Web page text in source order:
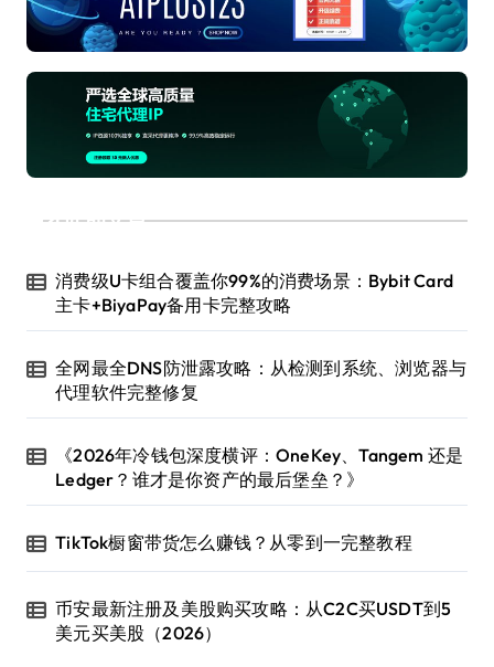
近期文章
消费级U卡组合覆盖你99%的消费场景：Bybit Card
主卡+BiyaPay备用卡完整攻略
全网最全DNS防泄露攻略：从检测到系统、浏览器与
代理软件完整修复
《2026年冷钱包深度横评：OneKey、Tangem 还是
Ledger？谁才是你资产的最后堡垒？》
TikTok橱窗带货怎么赚钱？从零到一完整教程
币安最新注册及美股购买攻略：从C2C买USDT到5
美元买美股（2026）